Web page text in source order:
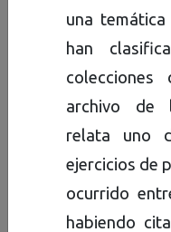
tipo
gráfico,
y acceso
hecho
de 27
una
han
archivo de
relata uno
ejercicios de
ocurrido
habiendo